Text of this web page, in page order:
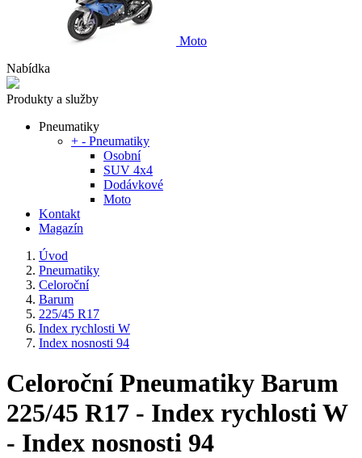
Moto
Nabídka
Produkty a služby
Pneumatiky
+ - Pneumatiky
Osobní
SUV 4x4
Dodávkové
Moto
Kontakt
Magazín
Úvod
Pneumatiky
Celoroční
Barum
225/45 R17
Index rychlosti W
Index nosnosti 94
Celoroční Pneumatiky Barum
225/45 R17 - Index rychlosti W
- Index nosnosti 94